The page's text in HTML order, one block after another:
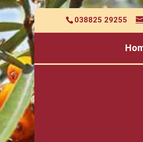
038825 29255